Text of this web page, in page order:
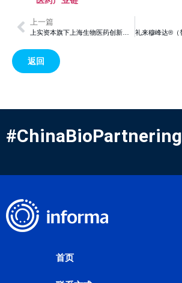
上一篇
返回
#ChinaBioPartnering
首页